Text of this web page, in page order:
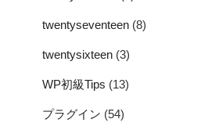
twentyseventeen (8)
twentysixteen (3)
WP初級Tips (13)
プラグイン (54)